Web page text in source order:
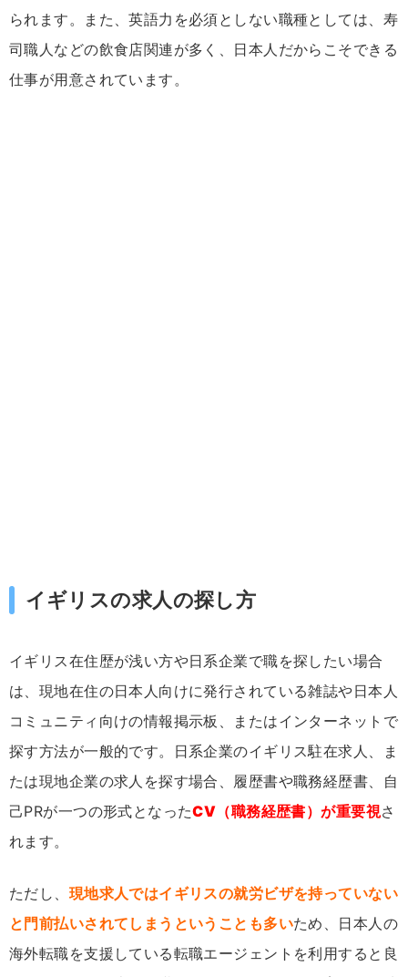
られます。また、英語力を必須としない職種としては、寿
司職人などの飲食店関連が多く、日本人だからこそできる
仕事が用意されています。
イギリスの求人の探し方
イギリス在住歴が浅い方や日系企業で職を探したい場合
は、現地在住の日本人向けに発行されている雑誌や日本人
コミュニティ向けの情報掲示板、またはインターネットで
探す方法が一般的です。日系企業のイギリス駐在求人、ま
たは現地企業の求人を探す場合、履歴書や職務経歴書、自
己PRが一つの形式となったCV（職務経歴書）が重要視さ
れます。
ただし、 現地求人ではイギリスの就労ビザを持っていない
と門前払いされてしまうということも多いため、日本人の
海外転職を支援している転職エージェントを利用すると良